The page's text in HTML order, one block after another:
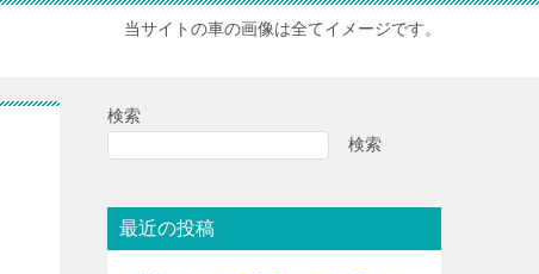
当サイトの車の画像は全てイメージです。
検索
検索
最近の投稿